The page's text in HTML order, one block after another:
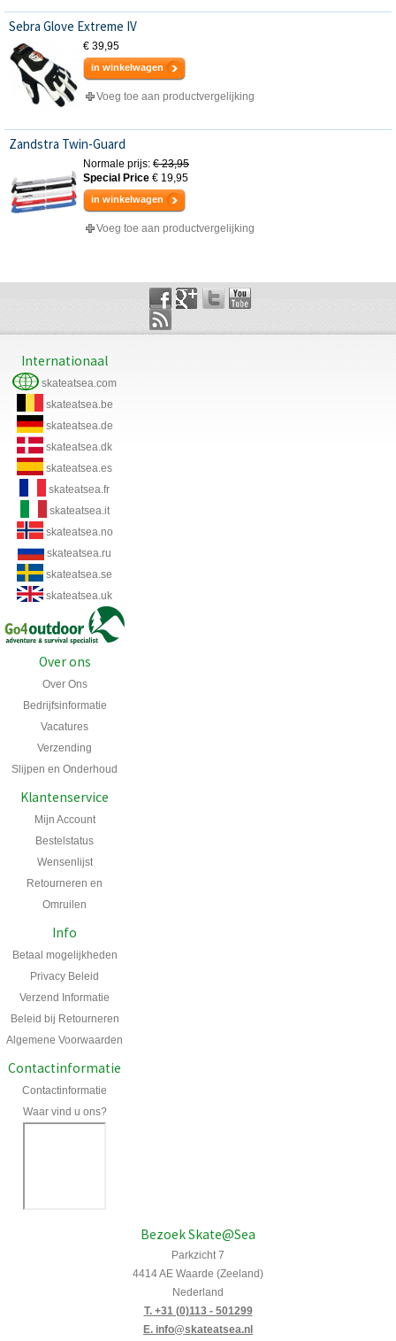
Sebra Glove Extreme IV
€ 39,95
in winkelwagen
Voeg toe aan productvergelijking
Zandstra Twin-Guard
Normale prijs: € 23,95
Special Price € 19,95
in winkelwagen
Voeg toe aan productvergelijking
Internationaal
skateatsea.com
skateatsea.be
skateatsea.de
skateatsea.dk
skateatsea.es
skateatsea.fr
skateatsea.it
skateatsea.no
skateatsea.ru
skateatsea.se
skateatsea.uk
Over ons
Over Ons
Bedrijfsinformatie
Vacatures
Verzending
Slijpen en Onderhoud
Klantenservice
Mijn Account
Bestelstatus
Wensenlijst
Retourneren en
Omruilen
Info
Betaal mogelijkheden
Privacy Beleid
Verzend Informatie
Beleid bij Retourneren
Algemene Voorwaarden
Contactinformatie
Contactinformatie
Waar vind u ons?
Bezoek Skate@Sea
Parkzicht 7
4414 AE Waarde (Zeeland)
Nederland
T. +31 (0)113 - 501299
E. info@skateatsea.nl